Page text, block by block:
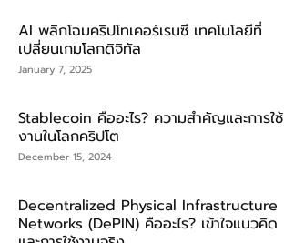
AI พลิกโฉมคริปโทเคอร์เรนซี เทคโนโลยีที่
เปลี่ยนเกมโลกดิจิทัล
January 7, 2025
Stablecoin คืออะไร? ความสำคัญและการใช้
งานในโลกคริปโต
December 15, 2024
Decentralized Physical Infrastructure
Networks (DePIN) คืออะไร? เข้าใจแนวคิด